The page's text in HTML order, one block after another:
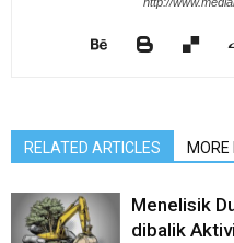
RELATED ARTICLES
Menelisik
dibalik